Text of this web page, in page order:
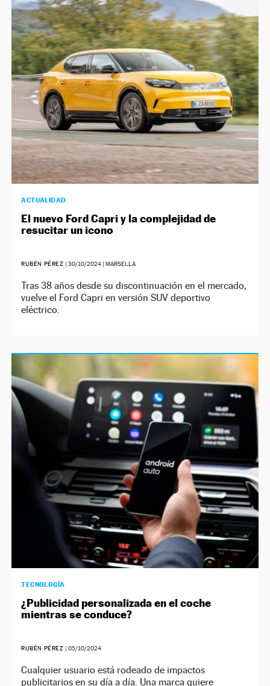
ACTUALIDAD
El nuevo Ford Capri y la complejidad de
resucitar un icono
RUBÉN PÉREZ |30/10/2024 | MARSELLA
Tras 38 años desde su discontinuación en el mercado,
vuelve el Ford Capri en versión SUV deportivo
eléctrico.
TECNOLOGÍA
¿Publicidad personalizada en el coche
mientras se conduce?
RUBÉN PÉREZ |05/10/2024
Cualquier usuario está rodeado de impactos
publicitarios en su día a día. Una marca quiere